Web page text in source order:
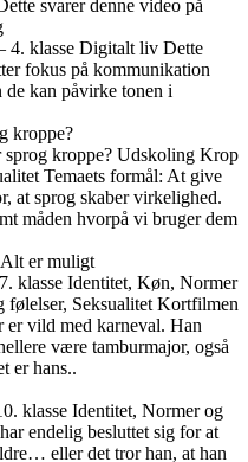
svarer denne video på
4. klasse Digitalt liv Dette
fokus på kommunikation
kan påvirke tonen i
kroppe?
sprog kroppe? Udskoling Krop
Temaets formål: At give
at sprog skaber virkelighed.
måden hvorpå vi bruger dem
Alt er muligt
klasse Identitet, Køn, Normer
følelser, Seksualitet Kortfilmen
er vild med karneval. Han
være tamburmajor, også
er hans..
klasse Identitet, Normer og
endelig besluttet sig for at
eller det tror han, at han